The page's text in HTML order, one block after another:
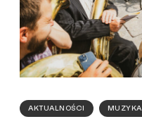
AKTUALNOŚCI MUZYKA